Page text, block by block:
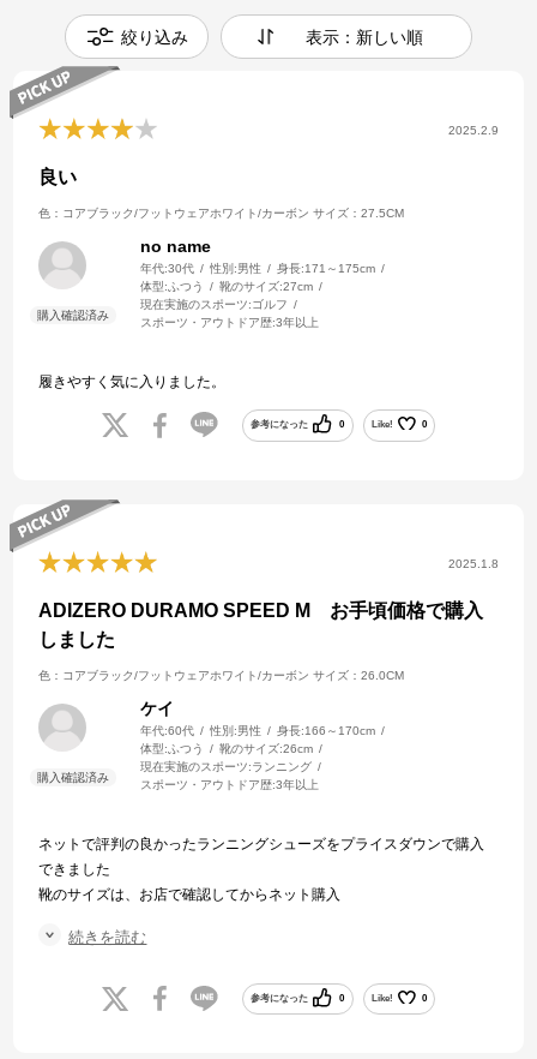
絞り込み 表示：新しい順
2025.2.9
良い
色：コアブラック/フットウェアホワイト/カーボン サイズ：27.5CM
no name
年代:30代 性別:男性 身長:171～175cm
体型: ふつう 靴のサイズ:27cm
現在実施のスポーツ:ゴルフ
スポーツ・アウトドア歴:3年以上
履きやすく気に入りました。
参考になった 0 Like! 0
2025.1.8
ADIZERO DURAMO SPEED M お手頃価格で購入
しました
色：コアブラック/フットウェアホワイト/カーボン サイズ：26.0CM
ケイ
年代:60代 性別:男性 身長:166～170cm
体型: ふつう 靴のサイズ:26cm
現在実施のスポーツ:ランニング
スポーツ・アウトドア歴:3年以上
ネットで評判の良かったランニングシューズをプライスダウンで購入
できました
靴のサイズは、お店で確認してからネット購入
が良いと思います
配送も早かったです 大晦日に発注して 1/2にとどきました
続きを読む
参考になった 0 Like! 0